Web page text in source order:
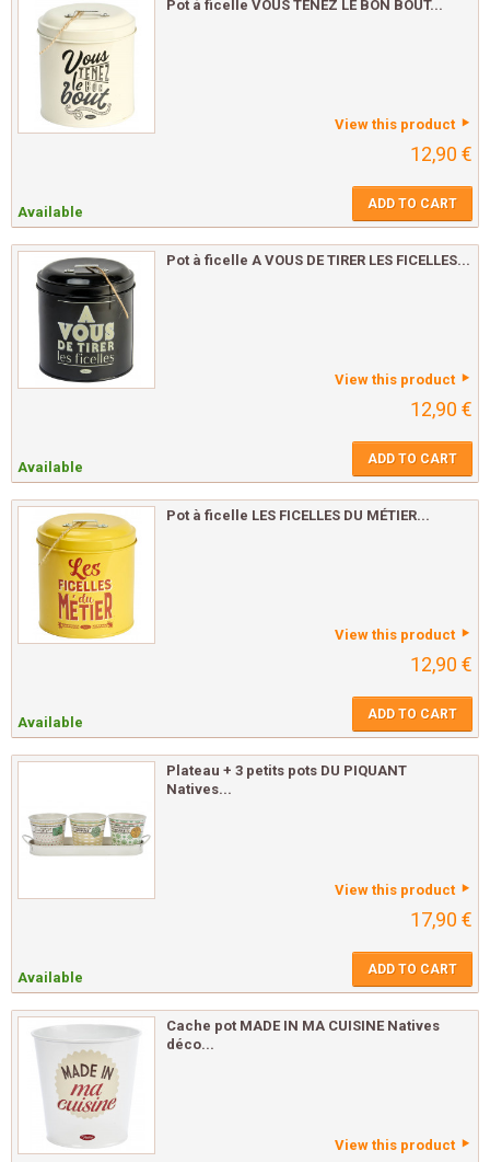
Pot à ficelle VOUS TENEZ LE BON BOUT...
View this product
12,90 €
Available ADD TO CART
Pot à ficelle A VOUS DE TIRER LES FICELLES...
View this product
12,90 €
Available ADD TO CART
Pot à ficelle LES FICELLES DU MÉTIER...
View this product
12,90 €
Available ADD TO CART
Plateau + 3 petits pots DU PIQUANT
Natives...
View this product
17,90 €
Available ADD TO CART
Cache pot MADE IN MA CUISINE Natives
déco...
View this product